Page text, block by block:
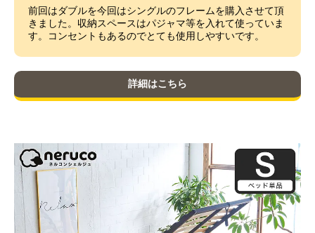
前回はダブルを今回はシングルのフレームを購入させて頂
きました。収納スペースはパジャマ等を入れて使っていま
す。コンセントもあるのでとても使用しやすいです。
詳細はこちら